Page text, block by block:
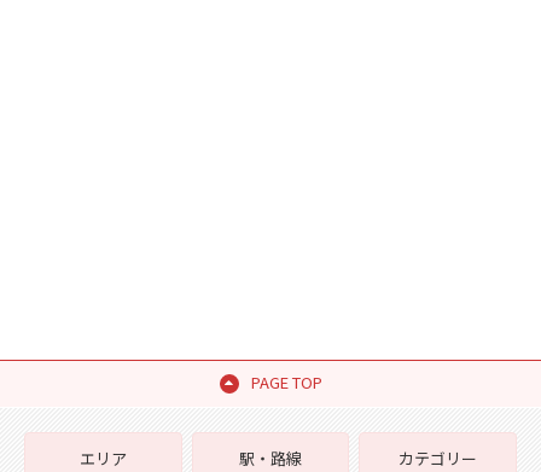
PAGE TOP
エリア
駅・路線
カテゴリー